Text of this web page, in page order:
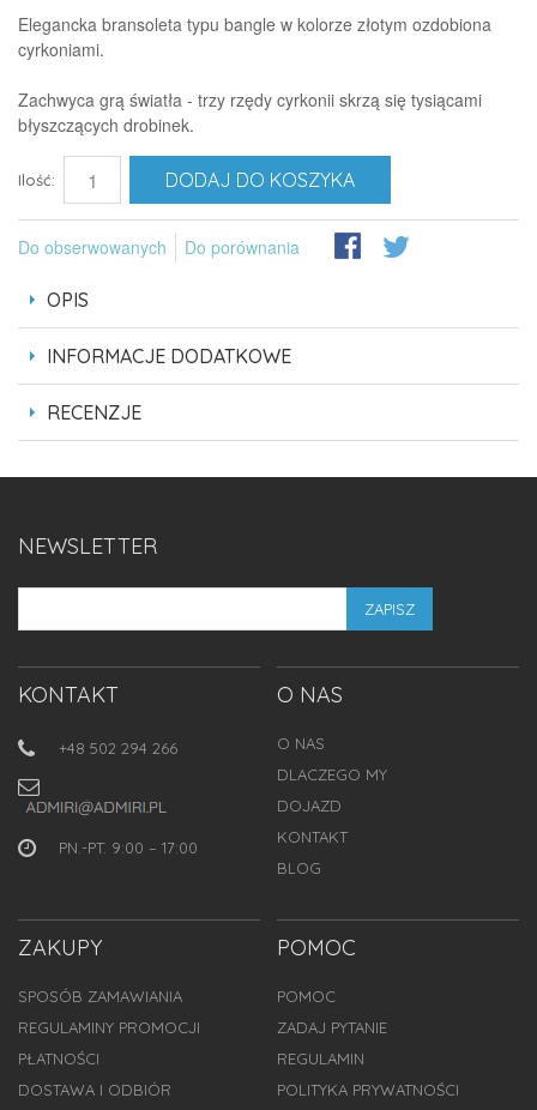
Elegancka bransoleta typu bangle w kolorze złotym ozdobiona
cyrkoniami.
Zachwyca grą światła - trzy rzędy cyrkonii skrzą się tysiącami
błyszczących drobinek.
Ilość: DODAJ DO KOSZYKA
Do obserwowanych Do porównania
OPIS
INFORMACJE DODATKOWE
RECENZJE
NEWSLETTER
ZAPISZ
KONTAKT
+48 502 294 266
PN.-PT. 9:00 – 17:00
O NAS
O NAS
DLACZEGO MY
DOJAZD
KONTAKT
BLOG
ZAKUPY
SPOSÓB ZAMAWIANIA
REGULAMINY PROMOCJI
PŁATNOŚCI
DOSTAWA I ODBIÓR
POMOC
POMOC
ZADAJ PYTANIE
REGULAMIN
POLITYKA PRYWATNOŚCI